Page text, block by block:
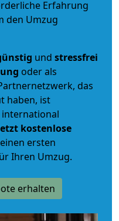
Erfahrung
den Umzug
und stressfrei
oder als
das
haben, ist
kostenlose
ersten
Ihren Umzug.
erhalten